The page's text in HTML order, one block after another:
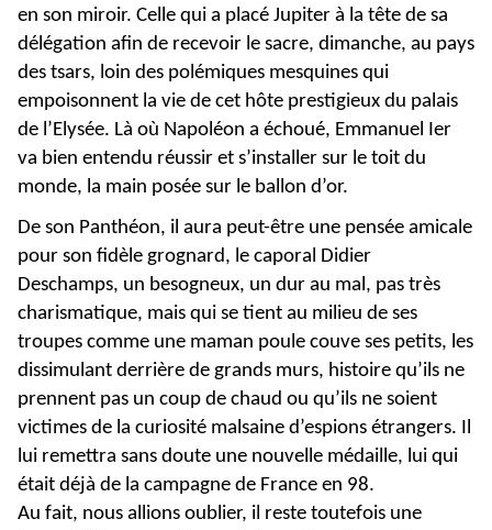
en son miroir. Celle qui a placé Jupiter à la tête de sa
délégation afin de recevoir le sacre, dimanche, au pays
des tsars, loin des polémiques mesquines qui
empoisonnent la vie de cet hôte prestigieux du palais
de l’Elysée. Là où Napoléon a échoué, Emmanuel Ier
va bien entendu réussir et s’installer sur le toit du
monde, la main posée sur le ballon d’or.
De son Panthéon, il aura peut-être une pensée amicale
pour son fidèle grognard, le caporal Didier
Deschamps, un besogneux, un dur au mal, pas très
charismatique, mais qui se tient au milieu de ses
troupes comme une maman poule couve ses petits, les
dissimulant derrière de grands murs, histoire qu’ils ne
prennent pas un coup de chaud ou qu’ils ne soient
victimes de la curiosité malsaine d’espions étrangers. Il
lui remettra sans doute une nouvelle médaille, lui qui
était déjà de la campagne de France en 98.
Au fait, nous allions oublier, il reste toutefois une